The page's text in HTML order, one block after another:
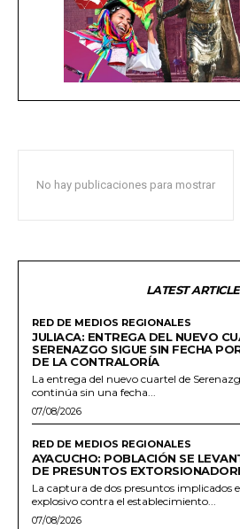
No hay publicaciones para mostrar
LATEST
RED DE MEDIOS REGIONALES
JULIACA: ENTREGA DEL NUEVO
SERENAZGO SIGUE SIN FECHA
DE LA CONTRALORÍA
La entrega del nuevo cuartel de
continúa sin una fecha...
07/08/2026
RED DE MEDIOS REGIONALES
AYACUCHO: POBLACIÓN SE
DE PRESUNTOS
La captura de dos presuntos implicados
explosivo contra el establecimiento...
07/08/2026